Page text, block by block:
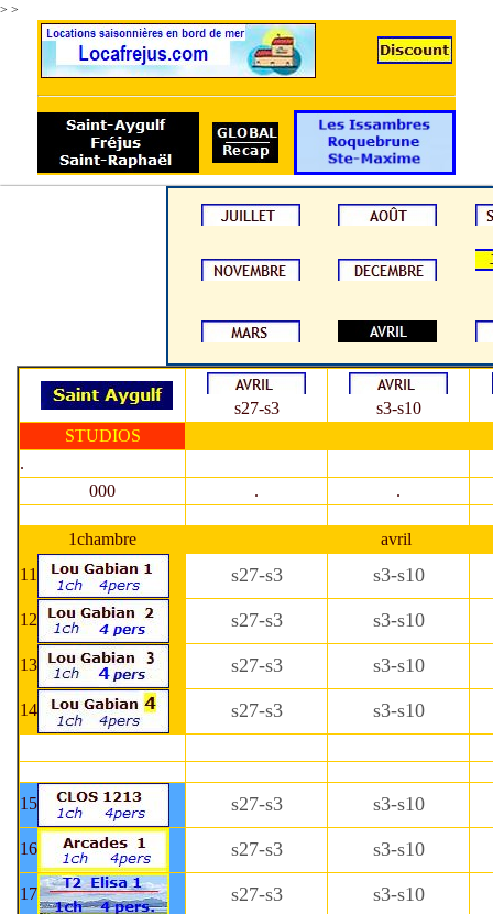
> >
s27-s3
s3-s10
STUDIOS
.
000
. .
1chambre
avril
11
s27-s3 s3-s10
12 s27-s3 s3-s10
13 s27-s3 s3-s10
14 s27-s3 s3-s10
15 s27-s3 s3-s10
16 s27-s3 s3-s10
17 s27-s3 s3-s10